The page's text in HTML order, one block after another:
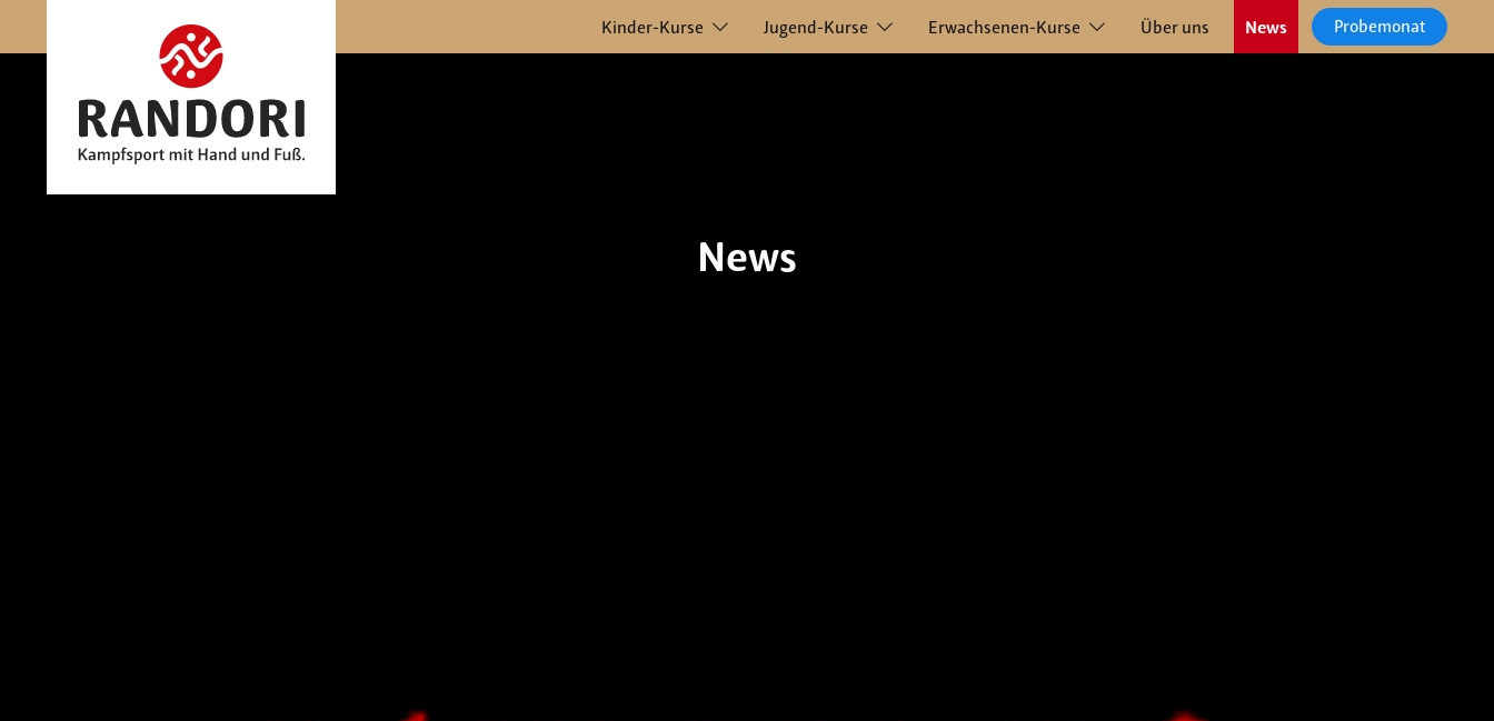
Kinder-Kurse Jugend-Kurse Erwachsenen-Kurse Über uns News Probemonat
News